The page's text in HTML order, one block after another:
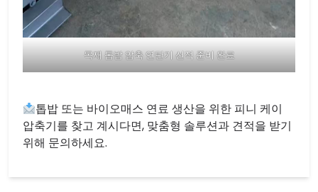
목재 톱밥 압축 연탄기 선적 준비 완료
톱밥 또는 바이오매스 연료 생산을 위한 피니 케이
압축기를 찾고 계시다면, 맞춤형 솔루션과 견적을 받기
위해 문의하세요.